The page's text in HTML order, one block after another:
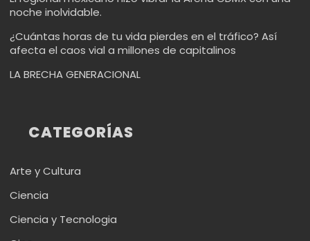
noche inolvidable.
¿Cuántas horas de tu vida pierdes en el tráfico? Así
afecta el caos vial a millones de capitalinos
LA BRECHA GENERACIONAL
CATEGORÍAS
Arte y Cultura
Ciencia
Ciencia y Tecnologia